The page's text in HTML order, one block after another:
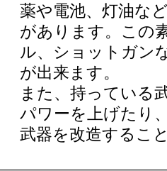
薬や電池、灯油な
があります。この
ル、ショットガン
が出来ます。
また、持っている
パワーを上げたり
武器を改造するこ